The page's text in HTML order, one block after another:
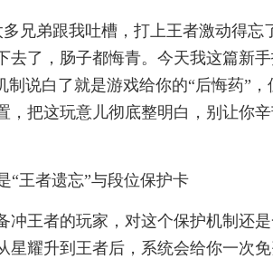
兄弟跟我吐槽，打上王者激动得
去了，肠子都悔青。今天我这篇新
制说白了就是游戏给你的“后悔药”，
，把这玩意儿彻底整明白，别让你
“王者遗忘”与段位保护卡
冲王者的玩家，对这个保护机制还
星耀升到王者后，系统会给你一次